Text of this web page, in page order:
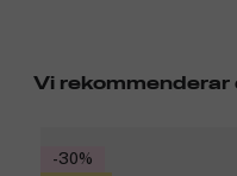
Vi rekommenderar
-30%